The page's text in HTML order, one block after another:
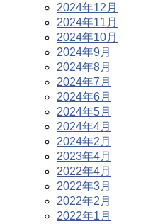
2024年12月
2024年11月
2024年10月
2024年9月
2024年8月
2024年7月
2024年6月
2024年5月
2024年4月
2024年2月
2023年4月
2022年4月
2022年3月
2022年2月
2022年1月